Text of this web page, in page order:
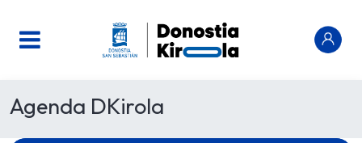
Agenda DKirola